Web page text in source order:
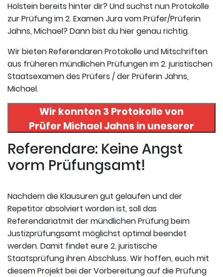
Holstein bereits hinter dir? Und suchst nun Protokolle
zur Prüfung im 2. Examen Jura vom Prüfer/Prüferin
Jahns, Michael? Dann bist du hier genau richtig.
Wir bieten Referendaren Protokolle und Mitschriften
aus früheren mündlichen Prüfungen im 2. juristischen
Staatsexamen des Prüfers / der Prüferin Jahns,
Michael.
Wir konnten 3 Protokolle von
Prüfer Michael Jahnsin uneserer
Datenbank finden. Hier
registrieren und die Protokolle
abrufen.
Referendare: Keine Angst
vorm Prüfungsamt!
Nachdem die Klausuren gut gelaufen und der
Repetitor absolviert worden ist, soll das
Referendariatmit der mündlichen Prüfung beim
Justizprüfungsamt möglichst optimal beendet
werden. Damit findet eure 2. juristische
Staatsprüfung ihren Abschluss. Wir hoffen, euch mit
diesem Projekt bei der Vorbereitung auf die Prüfung